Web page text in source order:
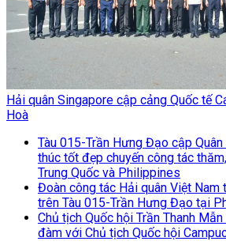
Hải quân Singapore cập cảng Quốc tế
Hoà
Tàu 015-Trần Hưng Đạo cập Quân
thúc tốt đẹp chuyến công tác
Trung Quốc và Philippines
Đoàn công tác Hải quân Việt
trên Tàu 015-Trần Hưng Đạo tại
Chủ tịch Quốc hội Trần Thanh
đàm với Chủ tịch Quốc hội